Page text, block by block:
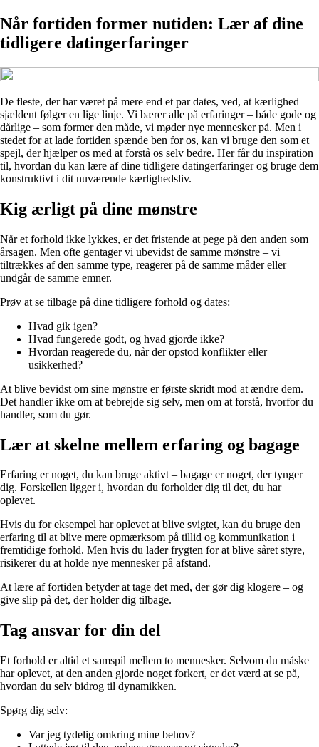
Når fortiden former nutiden: Lær af dine
tidligere datingerfaringer
De fleste, der har været på mere end et par dates, ved, at kærlighed
sjældent følger en lige linje. Vi bærer alle på erfaringer – både gode og
dårlige – som former den måde, vi møder nye mennesker på. Men i
stedet for at lade fortiden spænde ben for os, kan vi bruge den som et
spejl, der hjælper os med at forstå os selv bedre. Her får du inspiration
til, hvordan du kan lære af dine tidligere datingerfaringer og bruge dem
konstruktivt i dit nuværende kærlighedsliv.
Kig ærligt på dine mønstre
Når et forhold ikke lykkes, er det fristende at pege på den anden som
årsagen. Men ofte gentager vi ubevidst de samme mønstre – vi
tiltrækkes af den samme type, reagerer på de samme måder eller
undgår de samme emner.
Prøv at se tilbage på dine tidligere forhold og dates:
Hvad gik igen?
Hvad fungerede godt, og hvad gjorde ikke?
Hvordan reagerede du, når der opstod konflikter eller
usikkerhed?
At blive bevidst om sine mønstre er første skridt mod at ændre dem.
Det handler ikke om at bebrejde sig selv, men om at forstå, hvorfor du
handler, som du gør.
Lær at skelne mellem erfaring og bagage
Erfaring er noget, du kan bruge aktivt – bagage er noget, der tynger
dig. Forskellen ligger i, hvordan du forholder dig til det, du har
oplevet.
Hvis du for eksempel har oplevet at blive svigtet, kan du bruge den
erfaring til at blive mere opmærksom på tillid og kommunikation i
fremtidige forhold. Men hvis du lader frygten for at blive såret styre,
risikerer du at holde nye mennesker på afstand.
At lære af fortiden betyder at tage det med, der gør dig klogere – og
give slip på det, der holder dig tilbage.
Tag ansvar for din del
Et forhold er altid et samspil mellem to mennesker. Selvom du måske
har oplevet, at den anden gjorde noget forkert, er det værd at se på,
hvordan du selv bidrog til dynamikken.
Spørg dig selv:
Var jeg tydelig omkring mine behov?